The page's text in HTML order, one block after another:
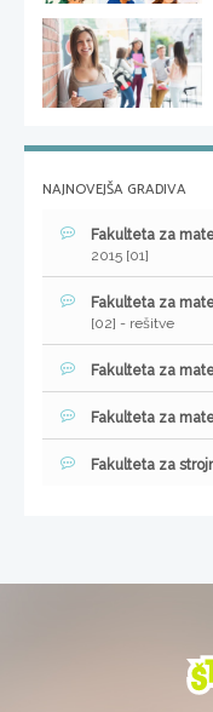
NAJNOVEJŠA GRADIVA
Fakulteta za
2015 [01]
Fakulteta za
[02] - rešitve
Fakulteta za
Fakulteta za
Fakulteta za